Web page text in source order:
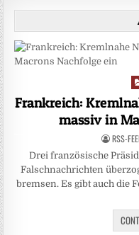
in
Frankreich:
massiv in
RSS-
Drei französische
Falschnachrichten
bremsen. Es gibt auch die